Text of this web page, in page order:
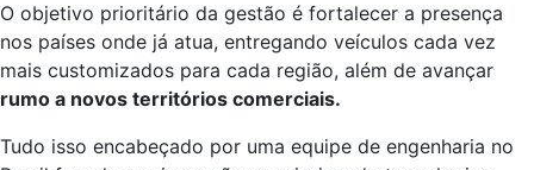
O objetivo prioritário da gestão é fortalecer a presença
nos países onde já atua, entregando veículos cada vez
mais customizados para cada região, além de avançar
rumo a novos territórios comerciais.
Tudo isso encabeçado por uma equipe de engenharia no